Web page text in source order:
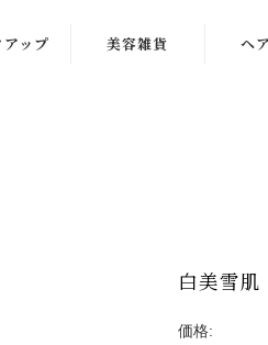
ップ
・チー
美容雑貨 ヘ
白美雪
価格: